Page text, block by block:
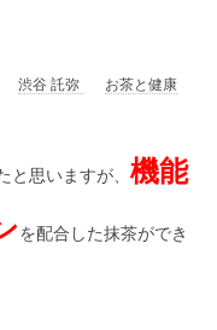
渋谷 託弥 お茶と健康
思いますが、 機能
を配合した抹茶ができ